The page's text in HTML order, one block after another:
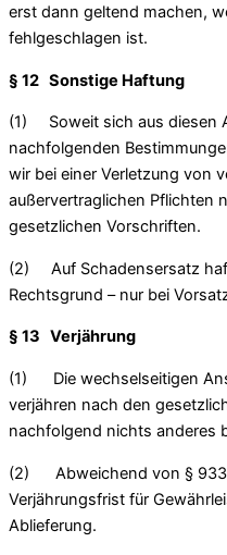
erst dann geltend machen,
fehlgeschlagen ist.
§ 12 Sonstige Haftung
(1) Soweit sich aus diesen
nachfolgenden
wir bei einer Verletzung von
außervertraglichen Pflichten
gesetzlichen Vorschriften.
(2) Auf Schadensersatz
Rechtsgrund – nur bei
§ 13 Verjährung
(1) Die wechselseitigen
verjähren nach den
nachfolgend nichts anderes
(2) Abweichend von § 933
Verjährungsfrist für
Ablieferung.